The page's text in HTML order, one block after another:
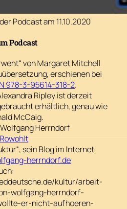
Podcast am 11.10.2020
Podcast
von Margaret Mitchell
erschienen bei
978-3-95614-318-2.
Ripley ist derzeit
erhältlich, genau wie
McCaig.
Herrndorf
sein Blog im Internet
herrndorf.de
kultur/arbeit-
wolfgang-herrndorf-
er-nicht-aufhoeren-